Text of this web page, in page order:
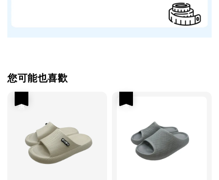
您可能也喜歡